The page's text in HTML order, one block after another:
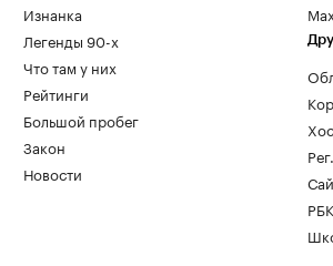
Изнанка
Легенды 90-х
Что там у них
Рейтинги
Большой пробег
Закон
Новости
Max